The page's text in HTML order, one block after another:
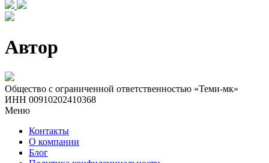
Автор
Общество с ограниченной ответственностью «Теми-мк»
ИНН 00910202410368
Меню
Контакты
О компании
Блог